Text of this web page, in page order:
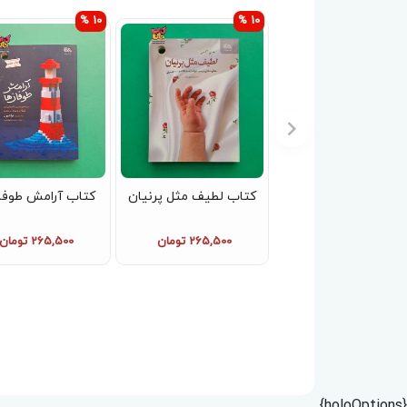
کتاب لطیف مثل پرنیان
265,500 تومان
10 %
کتاب آرامش
265,500 تومان
10 %